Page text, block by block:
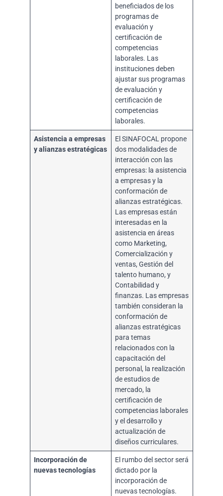
beneficiados de los
programas de
evaluación y
certificación de
competencias
laborales. Las
instituciones deben
ajustar sus programas
de evaluación y
certificación de
competencias
laborales.
Asistencia a empresas
y alianzas estratégicas
El SINAFOCAL propone
dos modalidades de
interacción con las
empresas: la asistencia
a empresas y la
conformación de
alianzas estratégicas.
Las empresas están
interesadas en la
asistencia en áreas
como Marketing,
Comercialización y
ventas, Gestión del
talento humano, y
Contabilidad y
finanzas. Las empresas
también consideran la
conformación de
alianzas estratégicas
para temas
relacionados con la
capacitación del
personal, la realización
de estudios de
mercado, la
certificación de
competencias laborales
y el desarrollo y
actualización de
diseños curriculares.
Incorporación de
nuevas tecnologías
El rumbo del sector será
dictado por la
incorporación de
nuevas tecnologías.